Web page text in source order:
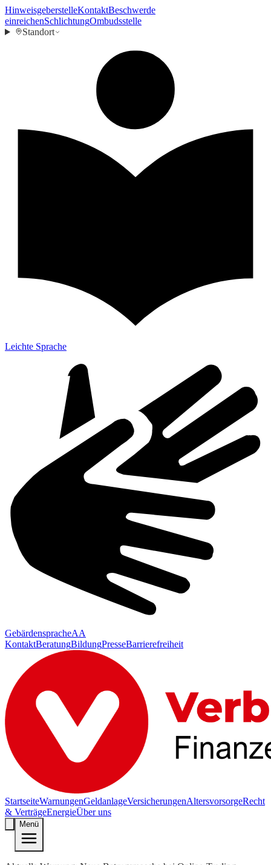
HinweisgeberstelleKontaktBeschwerde
einreichenSchlichtungOmbudsstelle
Standort
Leichte Sprache
GebärdenspracheAA
KontaktBeratungBildungPresseBarrierefreiheit
StartseiteWarnungenGeldanlageVersicherungenAltersvorsorgeRecht
& VerträgeEnergieÜber uns
Menü